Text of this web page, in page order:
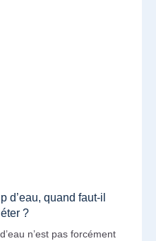
d’eau, quand faut-il
?
n’est pas forcément